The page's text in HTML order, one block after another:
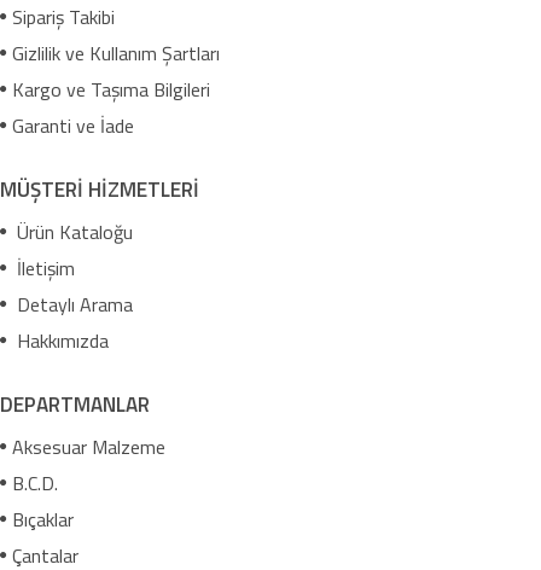
Sipariş Takibi
Gizlilik ve Kullanım Şartları
Kargo ve Taşıma Bilgileri
Garanti ve İade
MÜŞTERİ HİZMETLERİ
Ürün Kataloğu
İletişim
Detaylı Arama
Hakkımızda
DEPARTMANLAR
Aksesuar Malzeme
B.C.D.
Bıçaklar
Çantalar